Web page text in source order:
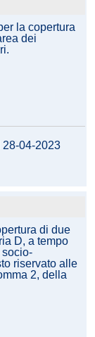
la copertura
dei
04-2023
di due
D, a tempo
riservato alle
2, della